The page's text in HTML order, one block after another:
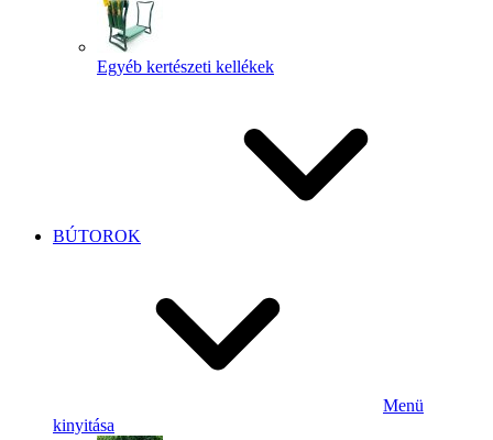
Egyéb kertészeti kellékek
BÚTOROK
Menü
kinyitása